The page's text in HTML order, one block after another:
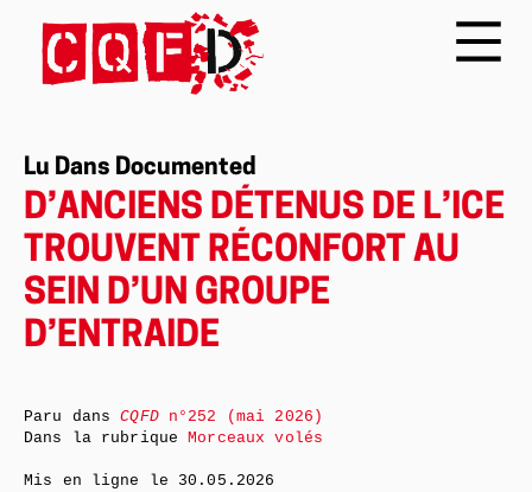
Lu Dans Documented
D’ANCIENS DÉTENUS DE L’ICE
TROUVENT RÉCONFORT AU
SEIN D’UN GROUPE
D’ENTRAIDE
Paru dansCQFDn°252 (mai 2026)
Dans la rubriqueMorceaux volés
Mis en ligne le 30.05.2026